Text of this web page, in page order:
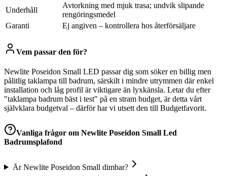
Underhåll
Avtorkning med mjuk trasa; undvik slipande
rengöringsmedel
Garanti
Ej angiven – kontrollera hos återförsäljare
Vem passar den för?
Newlite Poseidon Small LED passar dig som söker en billig men
pålitlig taklampa till badrum, särskilt i mindre utrymmen där enkel
installation och låg profil är viktigare än lyxkänsla. Letar du efter
"taklampa badrum bäst i test" på en stram budget, är detta vårt
självklara budgetval – därför har vi utsett den till Budgetfavorit.
Vanliga frågor om Newlite Poseidon Small Led
Badrumsplafond
Är Newlite Poseidon Small dimbar?